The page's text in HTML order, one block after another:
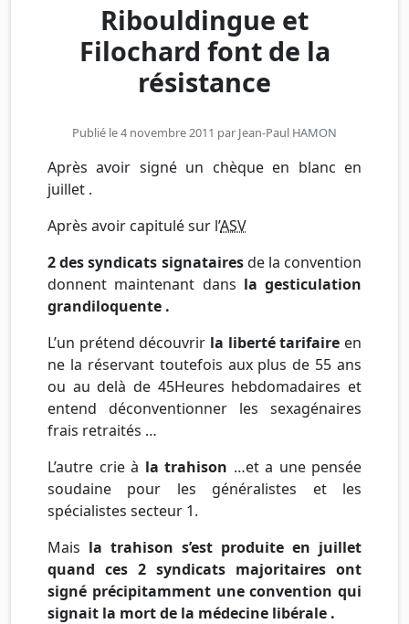
Ribouldingue et
Filochard font de la
résistance
Publié le 4 novembre 2011 par Jean-Paul HAMON
Après avoir signé un chèque en blanc en
juillet .
Après avoir capitulé sur l’ASV
2 des syndicats signatairesde la convention
donnent maintenant dans la gesticulation
grandiloquente .
L’un prétend découvrir la liberté tarifaire en
ne la réservant toutefois aux plus de 55 ans
ou au delà de 45Heures hebdomadaires et
entend déconventionner les sexagénaires
frais retraités …
L’autre crie à la trahison …et a une pensée
soudaine pour les généralistes et les
spécialistes secteur 1.
Mais la trahison s’est produite en juillet
quand ces 2 syndicats majoritaires ont
signé précipitamment une convention qui
signait la mort de la médecine libérale .